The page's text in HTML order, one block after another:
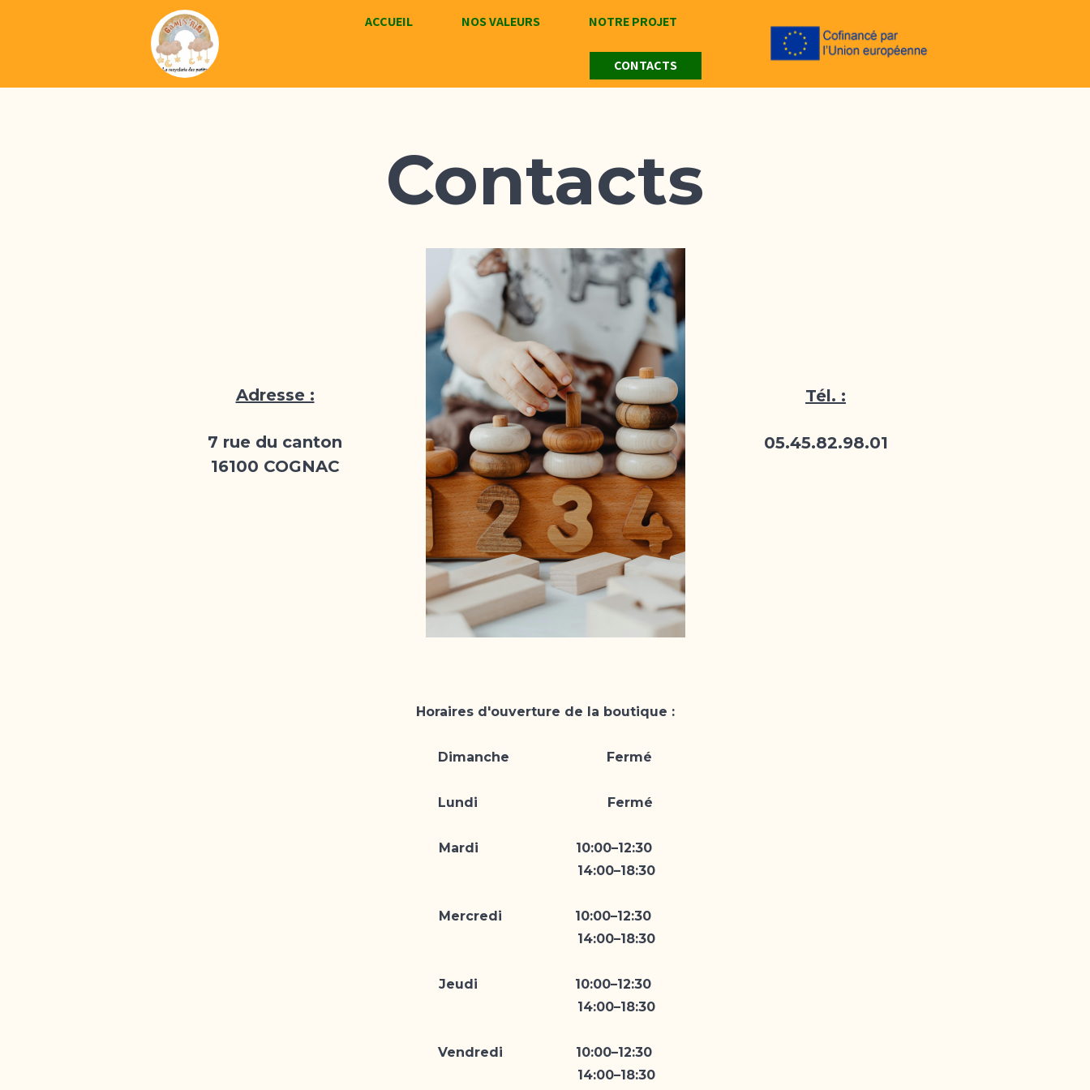
ACCUEIL NOS VALEURS NOTRE PROJET
CONTACTS
Contacts
Adresse :
7 rue du canton
16100 COGNAC
Tél. :
05.45.82.98.01
Horaires d'ouverture de la boutique :
Dimanche Fermé
Lundi Fermé
Mardi 10:00–12:30
14:00–18:30
Mercredi 10:00–12:30
14:00–18:30
Jeudi 10:00–12:30
14:00–18:30
Vendredi 10:00–12:30
14:00–18:30